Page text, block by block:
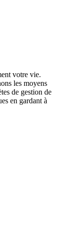
votre vie.
les moyens
de gestion de
en gardant à